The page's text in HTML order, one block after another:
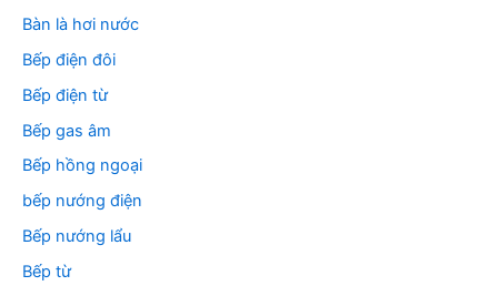
Bàn là hơi nước
Bếp điện đôi
Bếp điện từ
Bếp gas âm
Bếp hồng ngoại
bếp nướng điện
Bếp nướng lẩu
Bếp từ